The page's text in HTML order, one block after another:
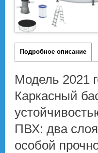
Подробное описание
Модель 2021
Каркасный
ПВХ: два
особой